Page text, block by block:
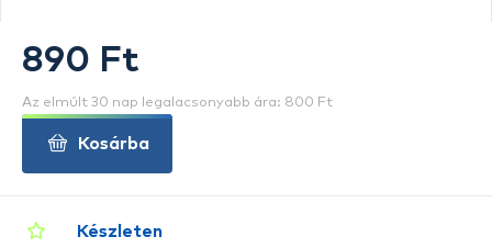
Készleten
890 Ft
Az elmúlt 30 nap legalacsonyabb ára: 800 Ft
Kosárba